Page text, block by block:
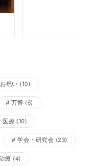
お祝い (10)
万博 (6)
医療 (10)
学会・研究会 (23)
療 (4)